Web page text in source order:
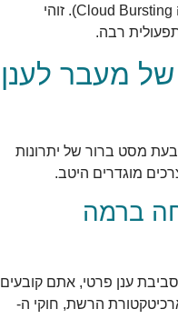
באפליקציית האינטרנט (תופעה המכונה Cloud Bursting). זוהי
רבה.
של מעבר לענן
מסט ברור של יתרונות
מוגדרים היטב.
ברמה
ענן פרטי, אתם קובעים
הרשת, חוקי ה-